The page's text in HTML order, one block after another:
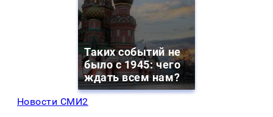
Таких событий не
было с 1945: чего
ждать всем нам?
Новости СМИ2